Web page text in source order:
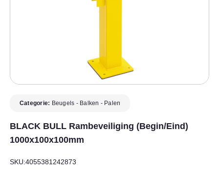
Categorie: Beugels - Balken - Palen
BLACK BULL Rambeveiliging (begin/eind)
1000x100x100mm
SKU:4055381242873